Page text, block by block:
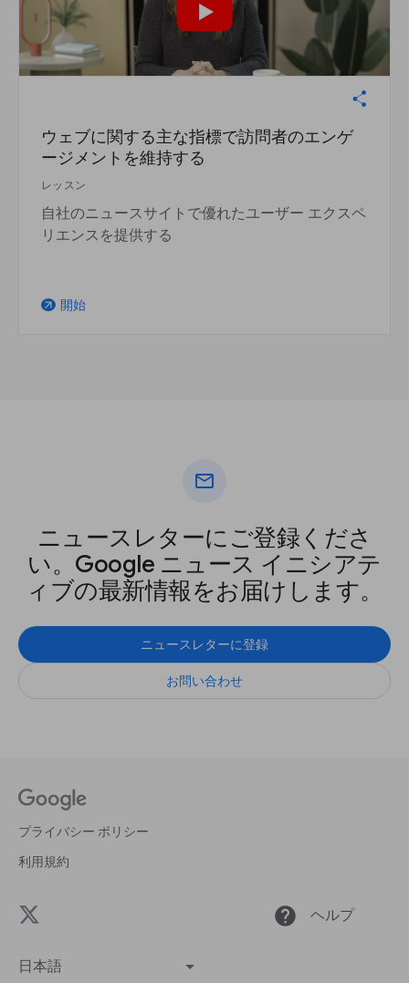
ウェブに関する主な指標で訪問者のエンゲ
ージメントを維持する
レッスン
自社のニュースサイトで優れたユーザー エクスペ
リエンスを提供する
arrow_outward 開始
mail
ニュースレターにご登録くださ
い。Google ニュース イニシアテ
ィブの最新情報をお届けします。
ニュースレターに登録
お問い合わせ
プライバシー ポリシー
利用規約
help ヘルプ
日本語